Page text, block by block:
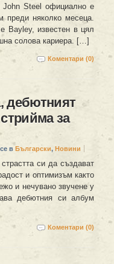
John Steel официално е
преди няколко месеца.
Bayley, известен в цял
солова кариера. […]
Коментари (0)
дебютният
за
в Български, Новини
си да създават
и оптимизъм както
и нечувано звучене у
дебютния си албум
Коментари (0)